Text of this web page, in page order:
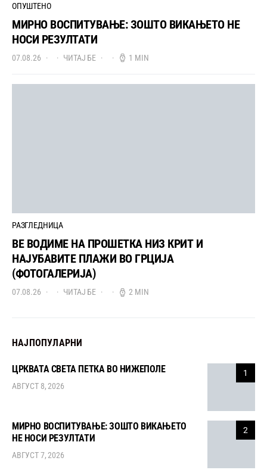
ОПУШТЕНО
МИРНО ВОСПИТУВАЊЕ: ЗОШТО ВИКАЊЕТО НЕ
НОСИ РЕЗУЛТАТИ
07.08.26 ЧИТАЈ БЕ 1 MIN
РАЗГЛЕДНИЦА
ВЕ ВОДИМЕ НА ПРОШЕТКА НИЗ КРИТ И
НАЈУБАВИТЕ ПЛАЖИ ВО ГРЦИЈА
(ФОТОГАЛЕРИЈА)
07.08.26 ЧИТАЈ БЕ 2 MIN
НАЈПОПУЛАРНИ
1
ЦРКВАТА СВЕТА ПЕТКА ВО НИЖЕПОЛЕ
АВГУСТ 8, 2026
2
МИРНО ВОСПИТУВАЊЕ: ЗОШТО ВИКАЊЕТО
НЕ НОСИ РЕЗУЛТАТИ
АВГУСТ 7, 2026